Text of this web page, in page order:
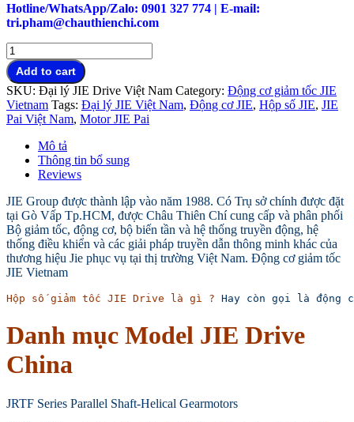
Hotline/WhatsApp/Zalo: 0901 327 774 | E-mail:
tri.pham@chauthienchi.com
Hộp
số
giảm
tốc
JIE
Drive
Việt
quantity
Add to cart
SKU: Đại lý JIE Drive Việt Nam Category: Động cơ giảm tốc JIE
Vietnam Tags: Đại lý JIE Việt Nam, Động cơ JIE, Hộp số JIE, JIE
Pai Việt Nam, Motor JIE Pai
Mô tả
Thông tin bổ sung
Reviews
JIE Group được thành lập vào năm 1988. Có Trụ sở chính được đặt
tại Gò Vấp Tp.HCM, được Châu Thiên Chí cung cấp và phân phối
Bộ giảm tốc, động cơ, bộ biến tần và hệ thống truyền động, hệ
thống điều khiển và các giải pháp truyền dẫn thông minh khác của
thương hiệu Jie phục vụ tại thị trường Việt Nam. Động cơ giảm tốc
JIE Vietnam
Hộp số giảm tốc JIE Drive là gì ? Hay còn gọi là động
Danh mục Model JIE Drive
China
JRTF Series Parallel Shaft-Helical Gearmotors